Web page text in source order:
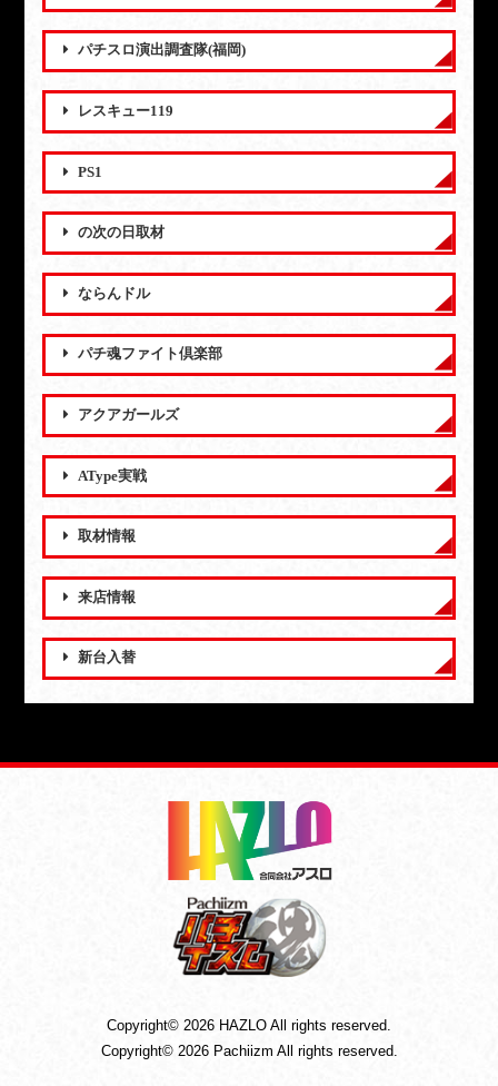
パチスロ演出調査隊(福岡)
レスキュー119
PS1
の次の日取材
ならんドル
パチ魂ファイト倶楽部
アクアガールズ
AType実戦
取材情報
来店情報
新台入替
Copyright© 2026 HAZLO All rights reserved.
Copyright© 2026 Pachiizm All rights reserved.